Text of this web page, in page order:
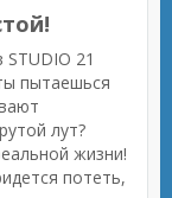
21
пытаешься
лут?
жизни!
потеть,